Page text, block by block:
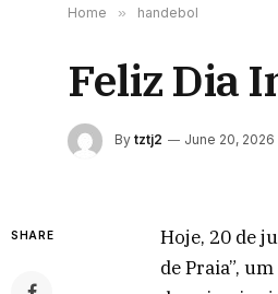
Home » handebol
Feliz Dia
By tztj2 June 20, 2026
SHARE
Hoje, 20 de
de Praia”,